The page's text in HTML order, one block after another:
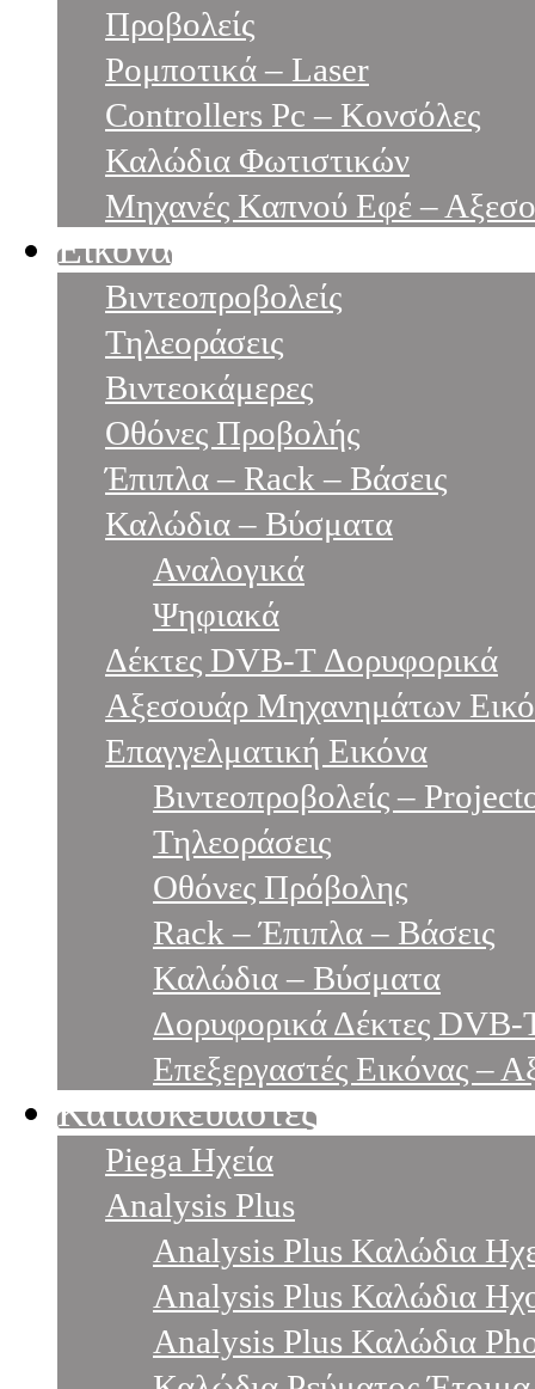
Προβολείς
Ρομποτικά – Laser
Controllers Pc – Κονσόλες
Καλώδια Φωτιστικών
Μηχανές Καπνού Εφέ –
Εικόνα
Βιντεοπροβολείς
Τηλεοράσεις
Βιντεοκάμερες
Oθόνες Προβολής
Έπιπλα – Rack – Βάσεις
Καλώδια – Βύσματα
Αναλογικά
Ψηφιακά
Δέκτες DVB-T Δορυφορικά
Αξεσουάρ Μηχανημάτων
Επαγγελματική Εικόνα
Βιντεοπροβολείς –
Τηλεοράσεις
Oθόνες Πρόβολης
Rack – Έπιπλα – Βάσεις
Καλώδια – Βύσματα
Δορυφορικά Δέκτες DVB-
Επεξεργαστές Εικόνας –
Κατασκευαστές
Piega Ηχεία
Analysis Plus
Analysis Plus Καλώδια
Analysis Plus Καλώδια
Analysis Plus Καλώδια